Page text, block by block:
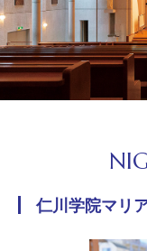
仁川学院マリ